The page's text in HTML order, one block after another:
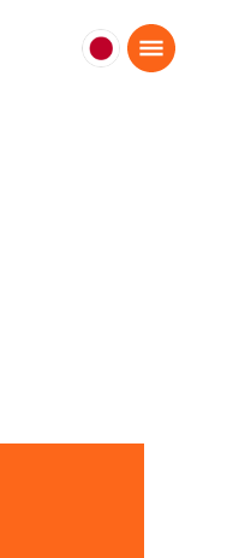
日